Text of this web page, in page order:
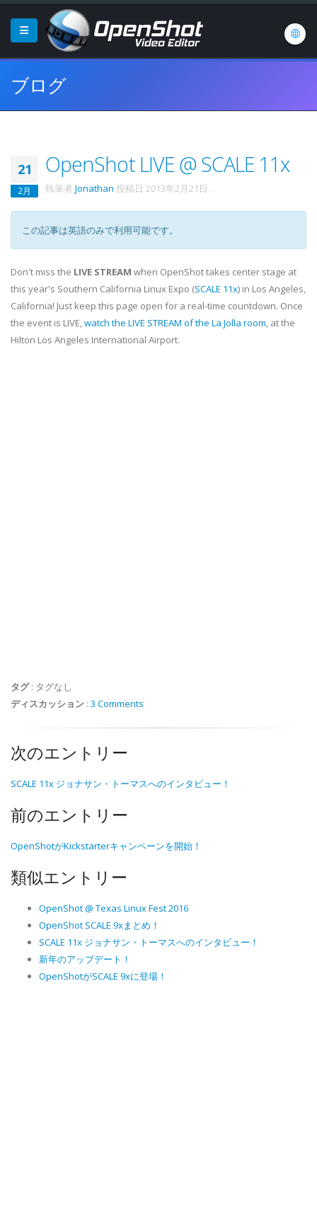
ブログ
21
2月
OpenShot LIVE @ SCALE 11x
執筆者 Jonathan 投稿日 2013年2月21日 .
この記事は英語のみで利用可能です。
Don't miss the LIVE STREAM when OpenShot takes center stage at
this year's Southern California Linux Expo (SCALE 11x) in Los Angeles,
California! Just keep this page open for a real-time countdown. Once
the event is LIVE,watch the LIVE STREAM of the La Jolla room, at the
Hilton Los Angeles International Airport.
タグ: タグなし
ディスカッション : 3 Comments
次のエントリー
SCALE 11x ジョナサン・トーマスへのインタビュー！
前のエントリー
OpenShotがKickstarterキャンペーンを開始！
類似エントリー
OpenShot @ Texas Linux Fest 2016
OpenShot SCALE 9xまとめ！
SCALE 11x ジョナサン・トーマスへのインタビュー！
新年のアップデート！
OpenShotがSCALE 9xに登場！